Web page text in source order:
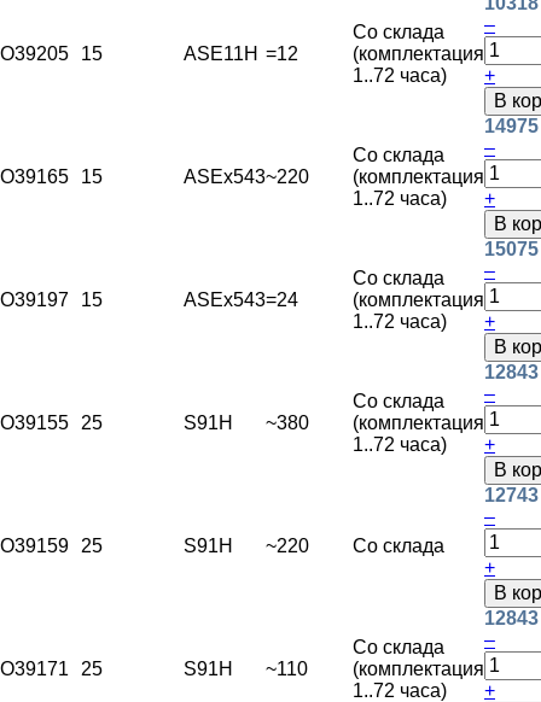
O39205 15 ASE11H =12
Со склада
(комплектация
1..72 часа)
–
+
В
O39165 15 ASEx543~220
Со склада
(комплектация
1..72 часа)
–
+
В
O39197 15 ASEx543=24
Со склада
(комплектация
1..72 часа)
–
+
В
O39155 25 S91H ~380
Со склада
(комплектация
1..72 часа)
–
+
В
O39159 25 S91H ~220 Со склада
–
+
В
O39171 25 S91H ~110
Со склада
(комплектация
1..72 часа)
–
+